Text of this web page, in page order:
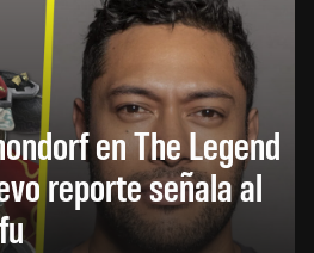
en The Legend
reporte señala al